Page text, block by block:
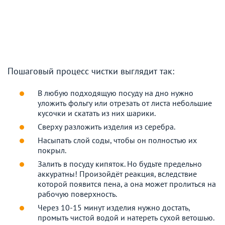
Пошаговый процесс чистки выглядит так:
В любую подходящую посуду на дно нужно
уложить фольгу или отрезать от листа небольшие
кусочки и скатать из них шарики.
Сверху разложить изделия из серебра.
Насыпать слой соды, чтобы он полностью их
покрыл.
Залить в посуду кипяток. Но будьте предельно
аккуратны! Произойдёт реакция, вследствие
которой появится пена, а она может пролиться на
рабочую поверхность.
Через 10-15 минут изделия нужно достать,
промыть чистой водой и натереть сухой ветошью.